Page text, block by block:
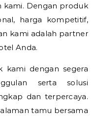
kami. Dengan produk
harga kompetitif,
kami adalah partner
Anda.
kami dengan segera
serta solusi
dan terpercaya.
tamu bersama